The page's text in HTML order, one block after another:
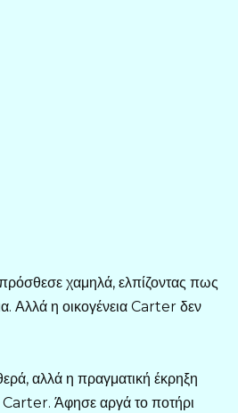
χαμηλά, ελπίζοντας πως
Αλλά η οικογένεια Carter δεν
αλλά η πραγματική έκρηξη
Άφησε αργά το ποτήρι